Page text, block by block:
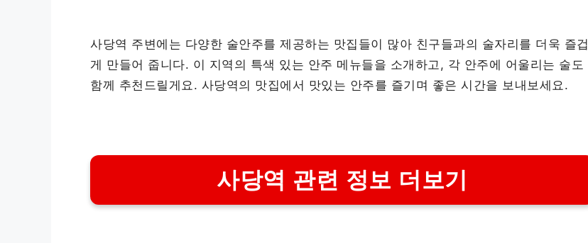
사당역 주변에는 다양한 술안주를 제공하는 맛집들이 많아 친구들과의 술자리를 더욱 즐겁
게 만들어 줍니다. 이 지역의 특색 있는 안주 메뉴들을 소개하고, 각 안주에 어울리는 술도
함께 추천드릴게요. 사당역의 맛집에서 맛있는 안주를 즐기며 좋은 시간을 보내보세요.
사당역 관련 정보 더보기